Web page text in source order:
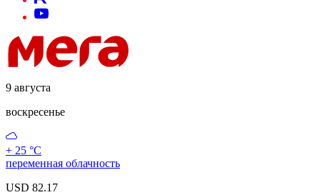
9 августа
воскресенье
+ 25 °С
переменная облачность
USD 82.17